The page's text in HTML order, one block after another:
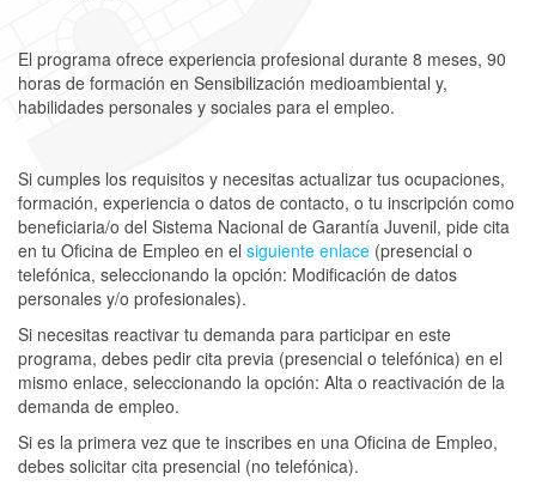
El programa ofrece experiencia profesional durante 8 meses, 90
horas de formación en Sensibilización medioambiental y,
habilidades personales y sociales para el empleo.
Si cumples los requisitos y necesitas actualizar tus ocupaciones,
formación, experiencia o datos de contacto, o tu inscripción como
beneficiaria/o del Sistema Nacional de Garantía Juvenil, pide cita
en tu Oficina de Empleo en el siguiente enlace (presencial o
telefónica, seleccionando la opción: Modificación de datos
personales y/o profesionales).
Si necesitas reactivar tu demanda para participar en este
programa, debes pedir cita previa (presencial o telefónica) en el
mismo enlace, seleccionando la opción: Alta o reactivación de la
demanda de empleo.
Si es la primera vez que te inscribes en una Oficina de Empleo,
debes solicitar cita presencial (no telefónica).